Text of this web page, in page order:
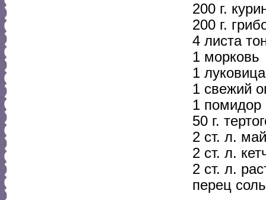
200 г.
200 г.
4 листа
1 морковь
1 луковица
1 свежий
1 помидор
50 г.
2 ст. л.
2 ст. л.
2 ст. л.
перец соль